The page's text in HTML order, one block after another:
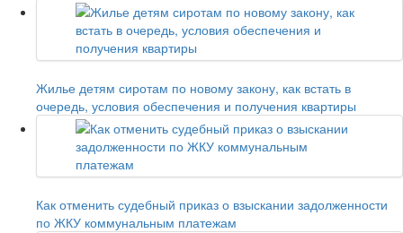
Жилье детям сиротам по новому закону, как встать в
очередь, условия обеспечения и получения квартиры
Как отменить судебный приказ о взыскании задолженности
по ЖКУ коммунальным платежам